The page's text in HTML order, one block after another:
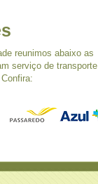
reunimos abaixo as
serviço de transporte